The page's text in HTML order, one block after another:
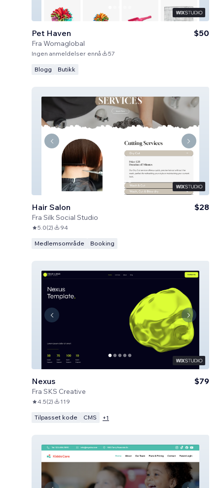
Pet Haven
Fra Womaglobal
$50
Ingen anmeldelser ennå 57
Blogg Butikk
Hair Salon
Fra Silk Social Studio
$28
5.0(2) 94
Medlemsområde Booking
Nexus
Fra SKS Creative
$79
4.5(2) 119
Tilpasset kode CMS +1